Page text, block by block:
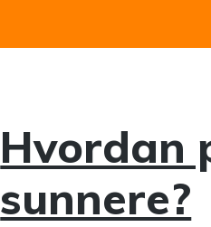
Hvordan
sunnere?